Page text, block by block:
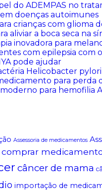
do ADEMPAS no
doenças autoimunes
crianças com glioma
aliviar a boca seca na
inovadora para
com epilepsia com
pode ajudar
Helicobacter pylori
para perda
para hemofilia
Assessoria de medicamentos
comprar
câncer de mama
importação de